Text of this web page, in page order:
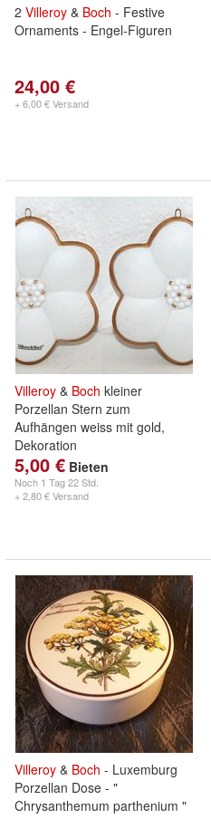
2 Villeroy & Boch - Festive
Ornaments - Engel-Figuren
24,00 €
+ 6,00 € Versand
Villeroy & Boch kleiner
Porzellan Stern zum
Aufhängen weiss mit gold,
Dekoration
5,00 € Bieten
Noch 1 Tag 22 Std.
+ 2,80 € Versand
Villeroy & Boch - Luxemburg
Porzellan Dose - "
Chrysanthemum parthenium "